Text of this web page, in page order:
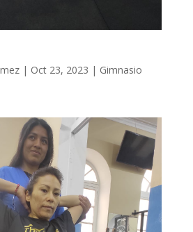
| Oct 23, 2023 | Gimnasio